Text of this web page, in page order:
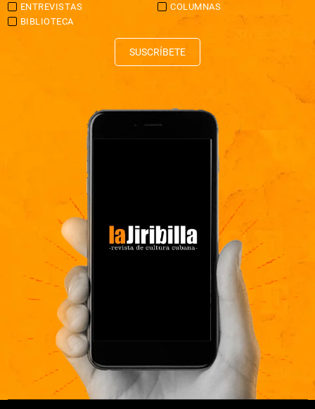
ENTREVISTAS
COLUMNAS
BIBLIOTECA
SUSCRÍBETE